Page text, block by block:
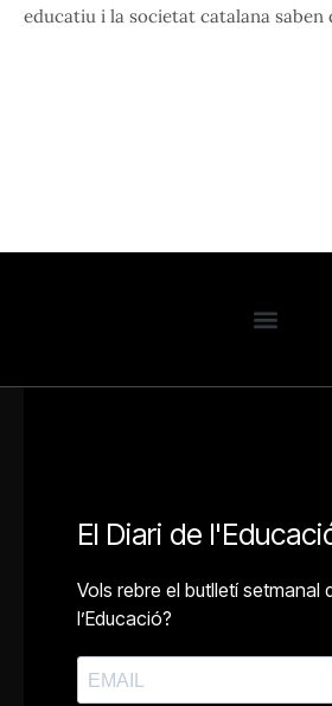
educatiu i la societat catalana saben